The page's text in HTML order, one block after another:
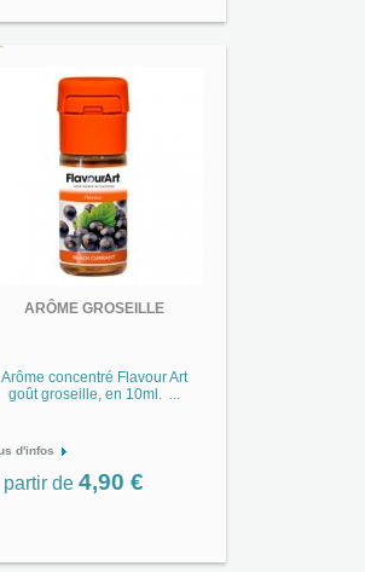
ARÔME GROSEILLE
Arôme concentré Flavour Art
goût groseille, en 10ml. ...
d'infos
partir de 4,90 €